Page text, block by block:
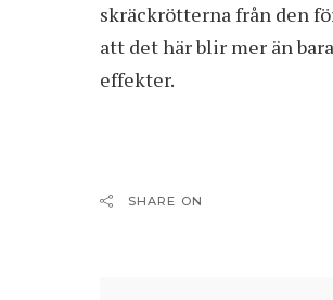
skräckrötterna från den
att det här blir mer än
effekter.
SHARE ON